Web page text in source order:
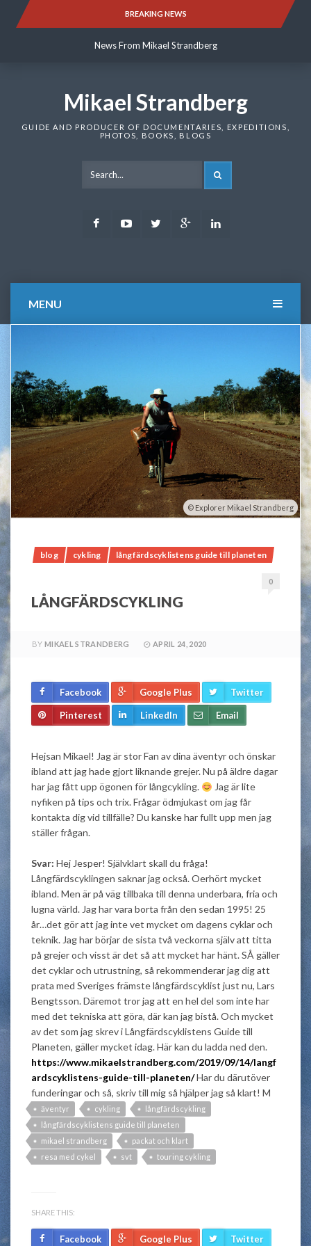
BREAKING NEWS
News From Mikael Strandberg
News From Mikael Strandberg
Mikael Strandberg
GUIDE AND PRODUCER OF DOCUMENTARIES, EXPEDITIONS,
PHOTOS, BOOKS, BLOGS
FacebookYoutubeTwitter Google
MENU
Explorer Mikael Strandberg
blog cykling långfärdscyklistens guide till planeten
0
LÅNGFÄRDSCYKLING
BY MIKAEL STRANDBERG APRIL 24, 2020
Facebook Google Plus Twitter
Pinterest LinkedIn Email
Hejsan Mikael! Jag är stor Fan av dina äventyr och önskar
ibland att jag hade gjort liknande grejer. Nu på äldre dagar
har jag fått upp ögonen för långcykling.
Jag är lite
nyfiken på tips och trix. Frågar ödmjukast om jag får
kontakta dig vid tillfälle? Du kanske har fullt upp men jag
ställer frågan.
Svar: Hej Jesper! Självklart skall du fråga!
Långfärdscyklingen saknar jag också. Oerhört mycket
ibland. Men är på väg tillbaka till denna underbara, fria och
lugna värld. Jag har vara borta från den sedan 1995! 25
år…det gör att jag inte vet mycket om dagens cyklar och
teknik. Jag har börjar de sista två veckorna själv att titta
på grejer och visst är det så att mycket har hänt. SÅ gäller
det cyklar och utrustning, så rekommenderar jag dig att
prata med Sveriges främste långfärdscyklist just nu, Lars
Bengtsson. Däremot tror jag att en hel del som inte har
med det tekniska att göra, där kan jag bistå. Och mycket
av det som jag skrev i Långfärdscyklistens Guide till
Planeten, gäller mycket idag. Här kan du ladda ned den.
https://www.mikaelstrandberg.com/2019/09/14/langf
ardscyklistens-guide-till-planeten/Har du därutöver
funderingar och så, skriv till mig så hjälper jag så klart! M
äventyr cykling
långfärdscykling
långfärdscyklistens guide till planeten
mikael strandberg
packat och klart
resa med cykel
svt touring cykling
SHARE THIS:
Facebook Google Plus Twitter